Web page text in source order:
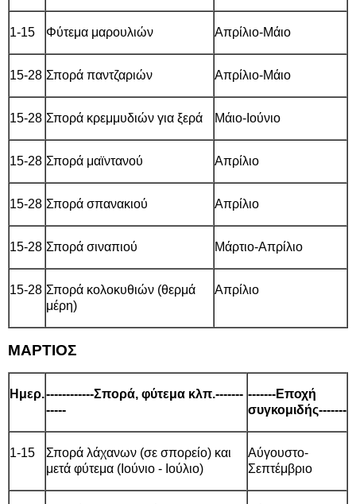
1-15 Φύτεμα μαρουλιών Απρίλιο-Μάιο
15-28 Σπορά παντζαριών Απρίλιο-Μάιο
15-28 Σπορά κρεμμυδιών για ξερά Μάιο-Ιούνιο
15-28 Σπορά μαϊντανού Απρίλιο
15-28 Σπορά σπανακιού Απρίλιο
15-28 Σπορά σιναπιού Μάρτιο-Απρίλιο
15-28 Σπορά κολοκυθιών (θερμά
μέρη)
Απρίλιο
ΜΑΡΤΙΟΣ
Ημερ.------------Σπορά, φύτεμα κλπ.-------
-----
-------Εποχή
συγκομιδής-------
1-15
Σπορά λάχανων (σε σπορείο) και
μετά φύτεμα (Ιούνιο - Ιούλιο)
Αύγουστο-
Σεπτέμβριο